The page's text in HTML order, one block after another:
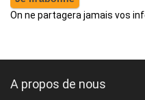
On ne partagera jamais vos
A propos de nous